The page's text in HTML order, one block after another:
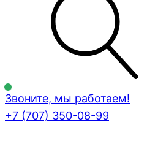
Звоните, мы работаем!
+7 (707) 350-08-99